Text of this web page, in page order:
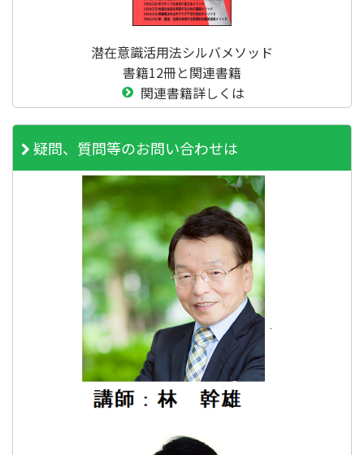
潜在意識活用法シルバメソッド
書籍12冊と関連書籍
関連書籍詳しくは
疑問、質問等のお問い合わせは